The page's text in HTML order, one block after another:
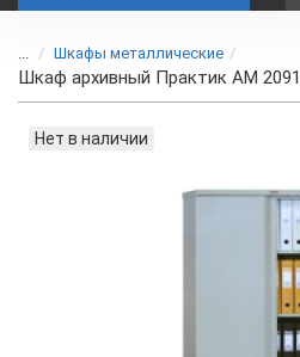
... Шкафы металлические
Шкаф архивный Практик AM 2091
Нет в наличии